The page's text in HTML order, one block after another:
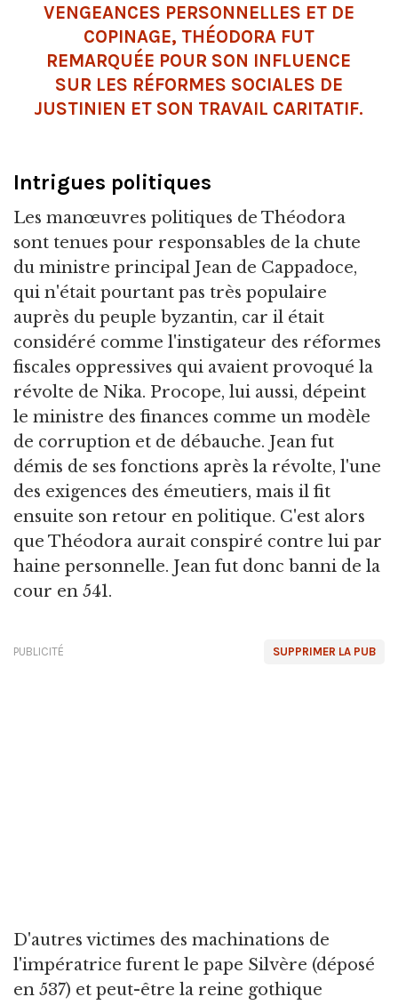
VENGEANCES PERSONNELLES ET DE
COPINAGE, THÉODORA FUT
REMARQUÉE POUR SON INFLUENCE
SUR LES RÉFORMES SOCIALES DE
JUSTINIEN ET SON TRAVAIL CARITATIF.
Intrigues politiques
Les manœuvres politiques de Théodora
sont tenues pour responsables de la chute
du ministre principal Jean de Cappadoce,
qui n'était pourtant pas très populaire
auprès du peuple byzantin, car il était
considéré comme l'instigateur des réformes
fiscales oppressives qui avaient provoqué la
révolte de Nika. Procope, lui aussi, dépeint
le ministre des finances comme un modèle
de corruption et de débauche. Jean fut
démis de ses fonctions après la révolte, l'une
des exigences des émeutiers, mais il fit
ensuite son retour en politique. C'est alors
que Théodora aurait conspiré contre lui par
haine personnelle. Jean fut donc banni de la
cour en 541.
SUPPRIMER LA PUB
PUBLICITÉ
D'autres victimes des machinations de
l'impératrice furent le pape Silvère (déposé
en 537) et peut-être la reine gothique